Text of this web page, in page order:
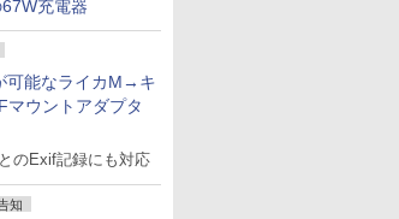
充電器
可能なライカM→キ
マウントアダプタ
のExif記録にも対応
知